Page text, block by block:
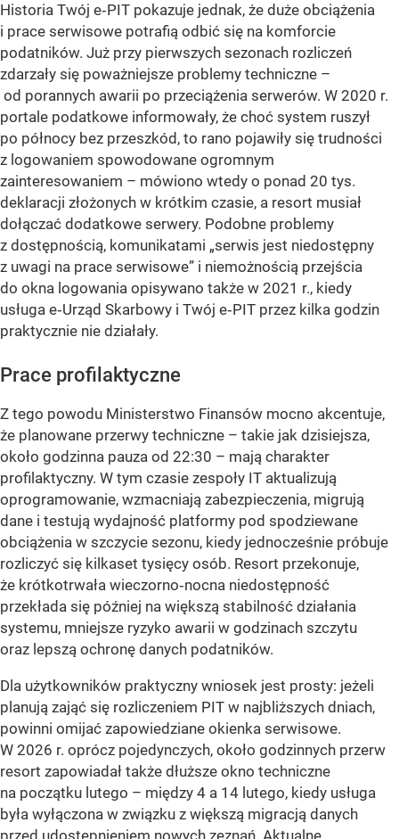
Historia Twój e‑PIT pokazuje jednak, że duże obciążenia
i prace serwisowe potrafią odbić się na komforcie
podatników. Już przy pierwszych sezonach rozliczeń
zdarzały się poważniejsze problemy techniczne –
od porannych awarii po przeciążenia serwerów. W 2020 r.
portale podatkowe informowały, że choć system ruszył
po północy bez przeszkód, to rano pojawiły się trudności
z logowaniem spowodowane ogromnym
zainteresowaniem – mówiono wtedy o ponad 20 tys.
deklaracji złożonych w krótkim czasie, a resort musiał
dołączać dodatkowe serwery. Podobne problemy
z dostępnością, komunikatami „serwis jest niedostępny
z uwagi na prace serwisowe” i niemożnością przejścia
do okna logowania opisywano także w 2021 r., kiedy
usługa e‑Urząd Skarbowy i Twój e‑PIT przez kilka godzin
praktycznie nie działały.
Prace profilaktyczne
Z tego powodu Ministerstwo Finansów mocno akcentuje,
że planowane przerwy techniczne – takie jak dzisiejsza,
około godzinna pauza od 22:30 – mają charakter
profilaktyczny. W tym czasie zespoły IT aktualizują
oprogramowanie, wzmacniają zabezpieczenia, migrują
dane i testują wydajność platformy pod spodziewane
obciążenia w szczycie sezonu, kiedy jednocześnie próbuje
rozliczyć się kilkaset tysięcy osób. Resort przekonuje,
że krótkotrwała wieczorno‑nocna niedostępność
przekłada się później na większą stabilność działania
systemu, mniejsze ryzyko awarii w godzinach szczytu
oraz lepszą ochronę danych podatników.
Dla użytkowników praktyczny wniosek jest prosty: jeżeli
planują zająć się rozliczeniem PIT w najbliższych dniach,
powinni omijać zapowiedziane okienka serwisowe.
W 2026 r. oprócz pojedynczych, około godzinnych przerw
resort zapowiadał także dłuższe okno techniczne
na początku lutego – między 4 a 14 lutego, kiedy usługa
była wyłączona w związku z większą migracją danych